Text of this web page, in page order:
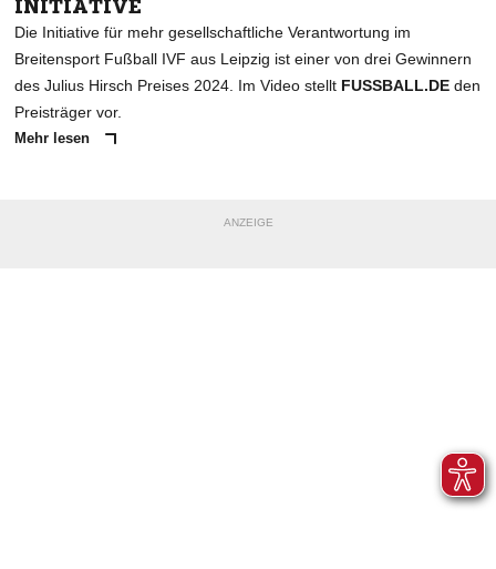
INITIATIVE
Die Initiative für mehr gesellschaftliche Verantwortung im
Breitensport Fußball IVF aus Leipzig ist einer von drei Gewinnern
des Julius Hirsch Preises 2024. Im Video stellt FUSSBALL.DE den
Preisträger vor.
Mehr lesen
ANZEIGE